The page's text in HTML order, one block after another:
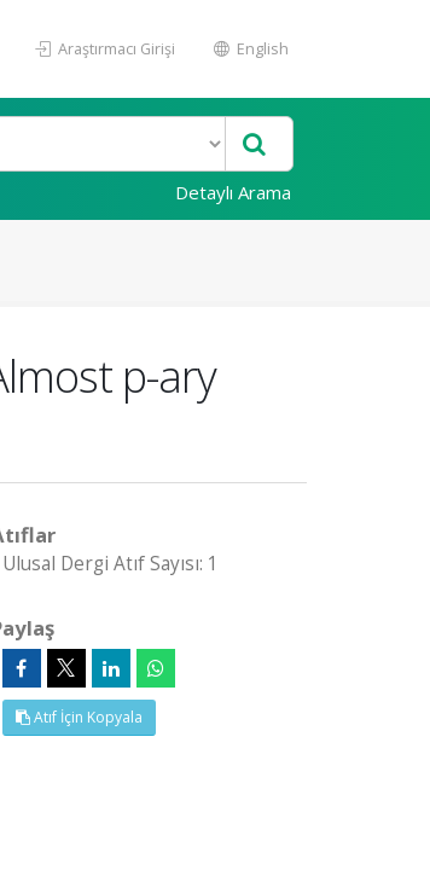
Araştırmacı Girişi English
Detaylı Arama
p-ary
Ulusal Dergi Atıf Sayısı: 1
Atıf İçin Kopyala